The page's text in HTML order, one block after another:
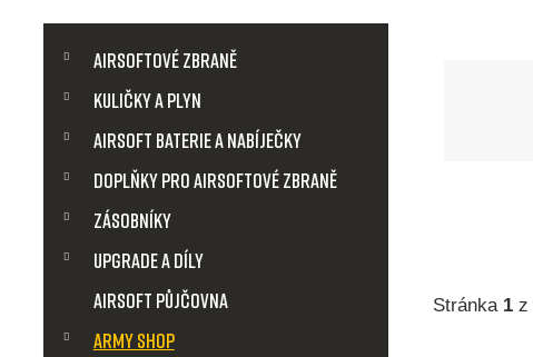
akategorieAirsoftové zbraně
Kuličky a plyn
Airsoft baterie a nabíječky
Doplňky pro airsoftové zbraně
Zásobníky
Upgrade a díly
Airsoft půjčovna
Army shop
Stránka 1z